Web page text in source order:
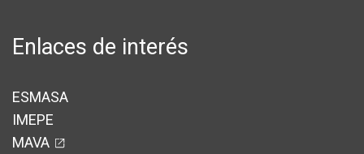
Enlaces de interés
ESMASA
IMEPE
MAVA